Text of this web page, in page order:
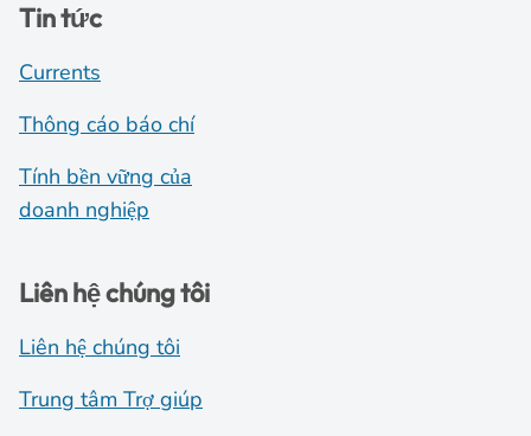
Tin tức
Currents
Thông cáo báo chí
Tính bền vững của
doanh nghiệp
Liên hệ chúng tôi
Liên hệ chúng tôi
Trung tâm Trợ giúp